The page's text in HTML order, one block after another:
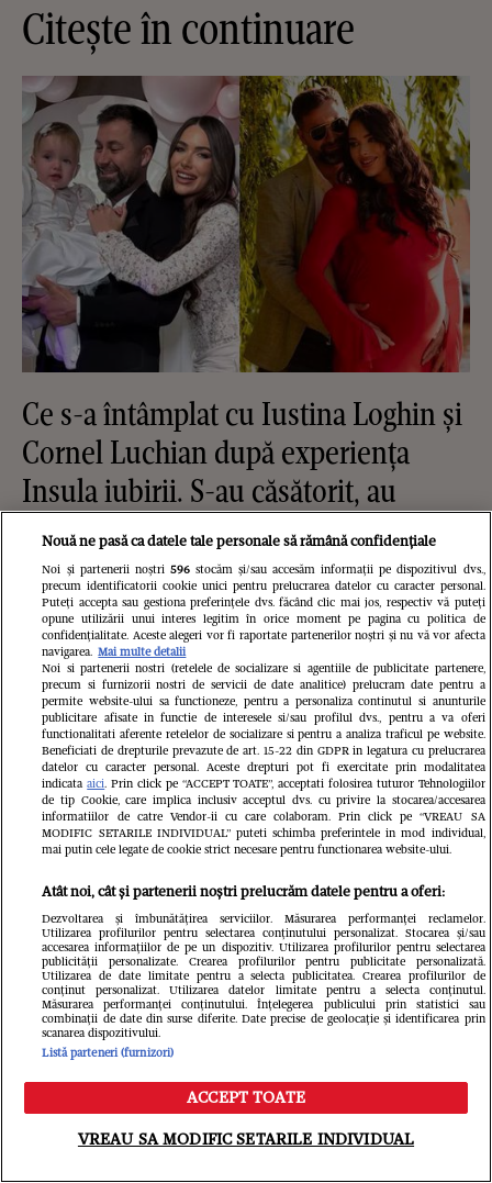
Citește în continuare
Ce s-a întâmplat cu Iustina Loghin și
Cornel Luchian după experiența
Insula iubirii. S-au căsătorit, au
devenit părinții unei fetițe, iar ea este
însărcinată cu băiețel
Ioana Ginghină, adevărul despre
relația cu Alexandru Ciucu, care a
negat că i-a făcut avansuri. Ce spune
soțul ei despre controversele
recente: „Nici nu a văzut!”
Meniu Caută
Nouă ne pasă ca datele tale personale să rămână confidențiale
Noi și partenerii noștri 596stocăm și/sau accesăm informații pe dispozitivul dvs.,
precum identificatorii cookie unici pentru prelucrarea datelor cu caracter personal.
Puteți accepta sau gestiona preferințele dvs. făcând clic mai jos, respectiv vă puteți
opune utilizării unui interes legitim în orice moment pe pagina cu politica de
confidențialitate. Aceste alegeri vor fi raportate partenerilor noștri și nu vă vor afecta
navigarea. Mai multe detalii
Noi si partenerii nostri (retelele de socializare si agentiile de publicitate partenere,
precum si furnizorii nostri de servicii de date analitice) prelucram date pentru a
permite website-ului sa functioneze, pentru a personaliza continutul si anunturile
publicitare afisate in functie de interesele si/sau profilul dvs., pentru a va oferi
functionalitati aferente retelelor de socializare si pentru a analiza traficul pe website.
Beneficiati de drepturile prevazute de art. 15-22 din GDPR in legatura cu prelucrarea
datelor cu caracter personal. Aceste drepturi pot fi exercitate prin modalitatea
indicataaici. Prin click pe “ACCEPT TOATE”, acceptati folosirea tuturor Tehnologiilor
de tip Cookie, care implica inclusiv acceptul dvs. cu privire la stocarea/accesarea
informatiilor de catre Vendor-ii cu care colaboram. Prin click pe “VREAU SA
MODIFIC SETARILE INDIVIDUAL” puteti schimba preferintele in mod individual,
mai putin cele legate de cookie strict necesare pentru functionarea website-ului.
Atât noi, cât și partenerii noștri prelucrăm datele pentru a oferi:
Dezvoltarea și îmbunătățirea serviciilor. Măsurarea performanței reclamelor.
Utilizarea profilurilor pentru selectarea conținutului personalizat. Stocarea și/sau
accesarea informațiilor de pe un dispozitiv. Utilizarea profilurilor pentru selectarea
publicității personalizate. Crearea profilurilor pentru publicitate personalizată.
Utilizarea de date limitate pentru a selecta publicitatea. Crearea profilurilor de
conținut personalizat. Utilizarea datelor limitate pentru a selecta conținutul.
Măsurarea performanței conținutului. Înțelegerea publicului prin statistici sau
combinații de date din surse diferite. Date precise de geolocație și identificarea prin
scanarea dispozitivului.
Listă parteneri (furnizori)
ACCEPT TOATE
VREAU SA MODIFIC SETARILE INDIVIDUAL